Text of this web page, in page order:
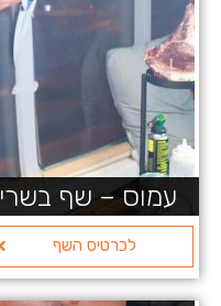
עמוס – שף
לכרטיס השף